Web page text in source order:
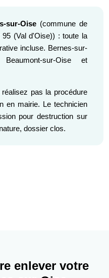
sur-Oise(commune de
95 (Val d'Oise)) : toute la
incluse. Bernes-sur-
sur-Oise et
pas la procédure
en mairie. Le technicien
pour destruction sur
dossier clos.
enlever votre